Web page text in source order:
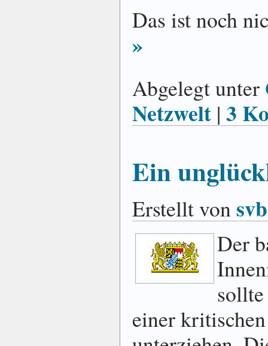
Das ist noch
»
Abgelegt unter
Netzwelt | 3
Ein
Erstellt vonsvb
Der
einer